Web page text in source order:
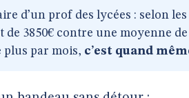
d’un prof des lycées : selon
de 3850€ contre une moyenne
plus par mois, c’est quand